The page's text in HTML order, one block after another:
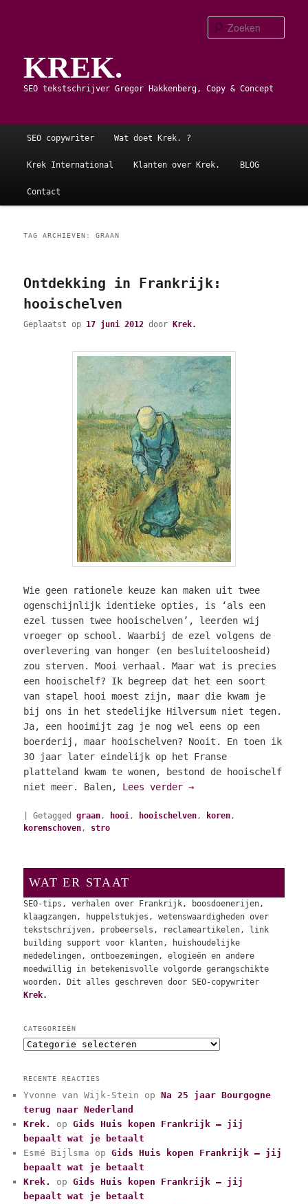
primaire
inhoud
secundaire
inhoudKREK.
SEO tekstschrijver Gregor Hakkenberg, Copy & Concept
Hoofdmenu
SEO copywriter Wat doet Krek. ?
Krek International Klanten over Krek. BLOG
Contact
TAG ARCHIEVEN:GRAAN
Ontdekking in Frankrijk:
hooischelven
Geplaatst op 17 juni 2012 doorKrek.
Wie geen rationele keuze kan maken uit twee
ogenschijnlijk identieke opties, is ‘als een
ezel tussen twee hooischelven’, leerden wij
vroeger op school. Waarbij de ezel volgens de
overlevering van honger (en besluiteloosheid)
zou sterven. Mooi verhaal. Maar wat is precies
een hooischelf? Ik begreep dat het een soort
van stapel hooi moest zijn, maar die kwam je
bij ons in het stedelijke Hilversum niet tegen.
Ja, een hooimijt zag je nog wel eens op een
boerderij, maar hooischelven? Nooit. En toen ik
30 jaar later eindelijk op het Franse
platteland kwam te wonen, bestond de hooischelf
niet meer. Balen, Lees verder→
|Getagged graan, hooi, hooischelven, koren,
korenschoven, stro
WAT ER STAAT
SEO-tips, verhalen over Frankrijk, boosdoenerijen,
klaagzangen, huppelstukjes, wetenswaardigheden over
tekstschrijven, probeersels, reclameartikelen, link
building support voor klanten, huishoudelijke
mededelingen, ontboezemingen, elogieën en andere
moedwillig in betekenisvolle volgorde gerangschikte
woorden. Dit alles geschreven door SEO-copywriter
Krek.
CATEGORIEËN
C
e
g
o
r
i
e
ë
RECENTE REACTIES
Yvonne van Wijk-Stein opNa 25 jaar Bourgogne
terug naar Nederland
Krek.
opGids Huis kopen Frankrijk – jij
bepaalt wat je betaalt
Esmé Bijlsma opGids Huis kopen Frankrijk – jij
bepaalt wat je betaalt
Krek.
opGids Huis kopen Frankrijk – jij
bepaalt wat je betaalt